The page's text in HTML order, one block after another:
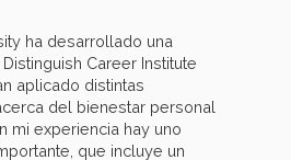
ha desarrollado una
Career Institute
aplicado distintas
del bienestar personal
mi experiencia hay uno
que incluye un